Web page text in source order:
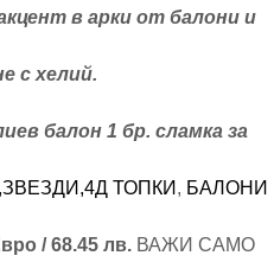
в арки от балони и
с хелий.
балон 1 бр. сламка за
ТОПКИ , БАЛОНИ
/ 68.45 лв. ВАЖИ САМО